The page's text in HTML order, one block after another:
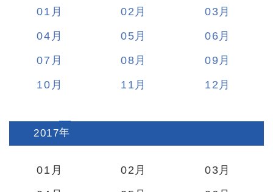
01 02
03
04
05
06
07
08
09
10
11 12
2017:
01 02
03